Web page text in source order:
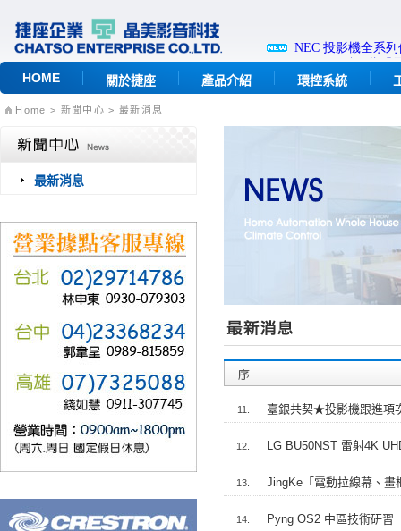
HOME 關於捷座 產品介紹 環控系統
Home > 新聞中心 > 最新消息
最新消息
11. 臺銀共契★投影機跟進項
12. LG BU50NST 雷射4K
13. JingKe「電動拉線幕、畫
14. Pyng OS2 中區技術研習